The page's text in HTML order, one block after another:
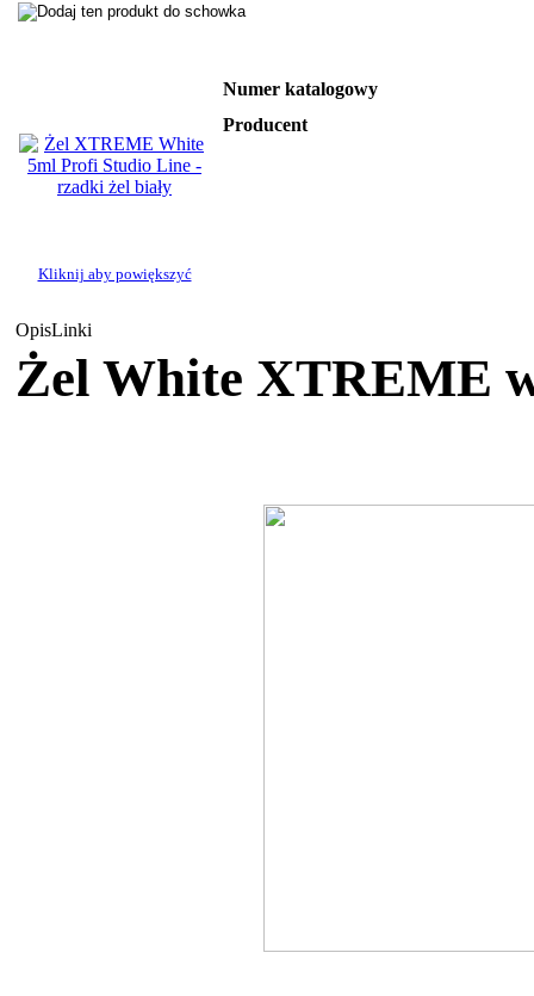
Kliknij aby powiększyć
Numer katalogowy
Producent
OpisLinki
Żel White XTREME